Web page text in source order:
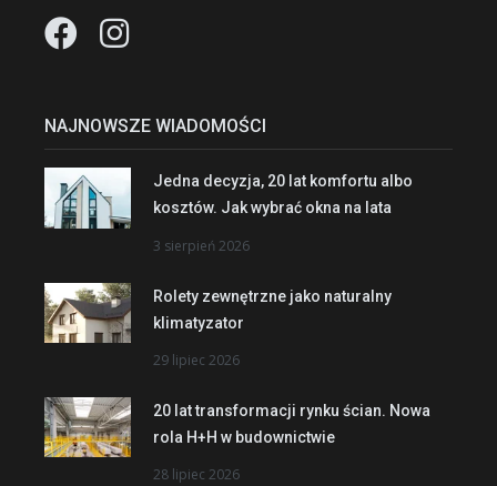
NAJNOWSZE WIADOMOŚCI
Jedna decyzja, 20 lat komfortu albo
kosztów. Jak wybrać okna na lata
3 sierpień 2026
Rolety zewnętrzne jako naturalny
klimatyzator
29 lipiec 2026
20 lat transformacji rynku ścian. Nowa
rola H+H w budownictwie
28 lipiec 2026